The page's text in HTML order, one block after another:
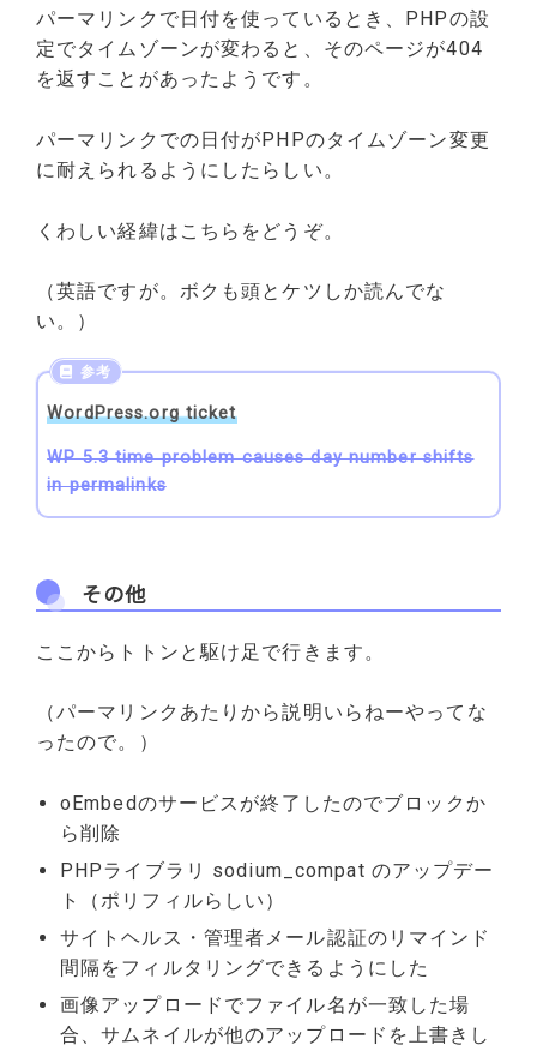
パーマリンクで日付を使っているとき、PHPの設
定でタイムゾーンが変わると、そのページが404
を返すことがあったようです。
パーマリンクでの日付がPHPのタイムゾーン変更
に耐えられるようにしたらしい。
くわしい経緯はこちらをどうぞ。
（英語ですが。ボクも頭とケツしか読んでな
い。）
WordPress.org ticket
WP 5.3 time problem causes day number shifts
in permalinks
その他
ここからトトンと駆け足で行きます。
（パーマリンクあたりから説明いらねーやってな
ったので。）
oEmbedのサービスが終了したのでブロックか
ら削除
PHPライブラリ sodium_compat のアップデー
ト（ポリフィルらしい）
サイトヘルス・管理者メール認証のリマインド
間隔をフィルタリングできるようにした
画像アップロードでファイル名が一致した場
合、サムネイルが他のアップロードを上書きし